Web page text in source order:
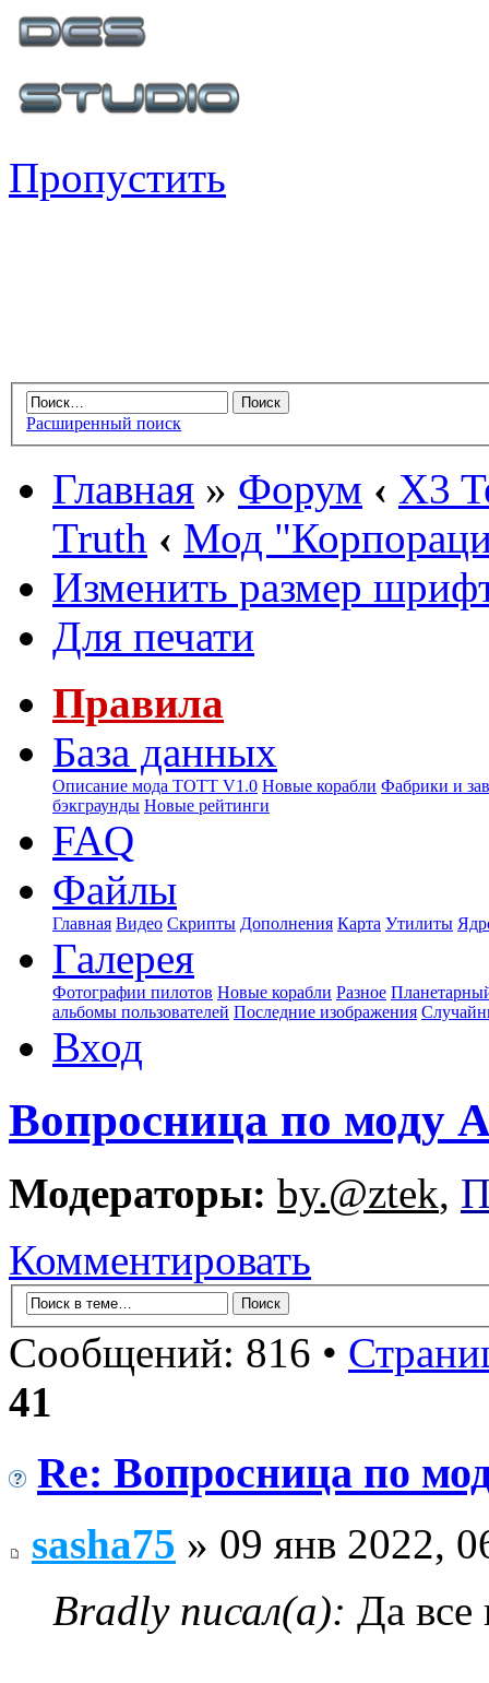
Пропустить
Расширенный поиск
Главная » Форум ‹ X3
Truth ‹ Мод
Изменить размер
Для печати
Правила
База данных
Описание мода ТОТТ V1.0 Новые корабли Фабрики и
бэкграунды Новые рейтинги
FAQ
Файлы
Главная Видео Скрипты Дополнения Карта Утилиты
Галерея
Фотографии пилотов Новые корабли Разное
альбомы пользователей Последние изображения
Вход
Вопросница по моду
Модераторы: by.@ztek,
Комментировать
Сообщений: 816 •
41
Re: Вопросница по
sasha75 » 09 янв 2022,
Bradly писал(а): Да все